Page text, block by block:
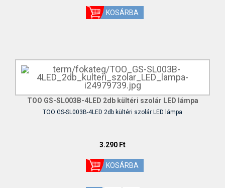
TOO GS-SL003B-4LED 2db kültéri szolár LED lámpa
TOO GS-SL003B-4LED 2db kültéri szolár LED lámpa
3.290 Ft